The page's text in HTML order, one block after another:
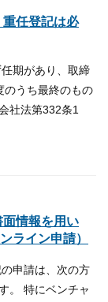
任登記は必
期があり、取締
のうち最終のもの
社法第332条1
面情報を用い
ライン申請）
申請は、次の方
。 特にベンチャ